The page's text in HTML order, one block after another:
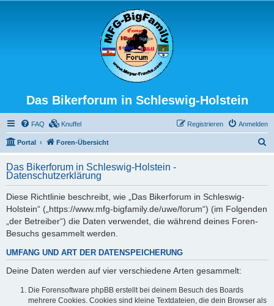
Das Bikerforum in Schleswig-Holstein
FAQ Knuffel Anmelden
Registrieren
Portal Foren-Übersicht
h
Das Bikerforum in Schleswig-Holstein -
Datenschutzerklärung
Diese Richtlinie beschreibt, wie „Das Bikerforum in Schleswig-
Holstein“ („https://www.mfg-bigfamily.de/uwe/forum“) (im Folgenden
„der Betreiber“) die Daten verwendet, die während deines Foren-
Besuchs gesammelt werden.
UMFANG UND ART DER DATENSPEICHERUNG
Deine Daten werden auf vier verschiedene Arten gesammelt:
Die Forensoftware phpBB erstellt bei deinem Besuch des Boards
mehrere Cookies. Cookies sind kleine Textdateien, die dein Browser als